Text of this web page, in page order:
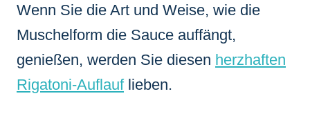
Wenn Sie die Art und Weise, wie die
Muschelform die Sauce auffängt,
genießen, werden Sie diesen herzhaften
Rigatoni-Auflauflieben.